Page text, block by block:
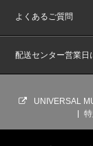
よくあるご質問
配送センター営業日
UNIVERSAL